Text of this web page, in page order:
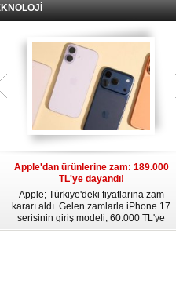
Apple'dan ürünlerine zam: 189.000
TL'ye dayandı!
Apple; Türkiye'deki fiyatlarına zam
kararı aldı. Gelen zamlarla iPhone 17
serisinin giriş modeli; 60.000 TL'ye
dayanırken, Pro Max 189.000 TL